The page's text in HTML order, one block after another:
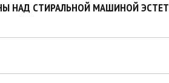
НАД СТИРАЛЬНОЙ МАШИНОЙ ЭСТЕТ